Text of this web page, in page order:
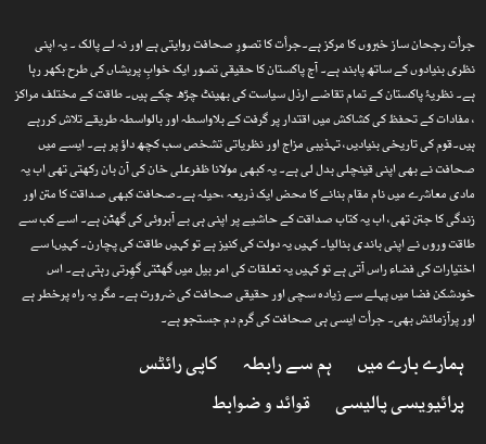
جرأت رجحان ساز خبروں کا مرکز ہے۔جرأت کا تصورِ صحافت روایتی ہے اور نہ لے پالک ۔ یہ اپنی
نظری بنیادوں کے ساتھ پابند ہے۔ آج پاکستان کا حقیقی تصور ایک خوابِ پریشاں کی طرح بکھر رہا
ہے۔ نظریۂ پاکستان کے تمام تقاضے ارذل سیاست کی بھینٹ چڑھ چکے ہیں۔ طاقت کے مختلف مراکز
، مفادات کے تحفظ کی کشاکش میں اقتدار پر گرفت کے بلاواسطہ اور بالواسطہ طریقے تلاش کررہے
ہیں۔قوم کی تاریخی بنیادیں، تہذیبی مزاج اور نظریاتی تشخص سب کچھ داؤ پر ہے۔ ایسے میں
صحافت نے بھی اپنی قینچلی بدل لی ہے۔ یہ کبھی مولانا ظفرعلی خان کی آن بان رکھتی تھی اب یہ
مادی معاشرے میں نام مقام بنانے کا محض ایک ذریعہ ،حیلہ ہے۔صحافت کبھی صداقت کا متن اور
زندگی کا جتن تھی، اب یہ کتاب صداقت کے حاشیے پر اپنی ہی بے آبروئی کی گھٹن ہے۔ اسے کب سے
طاقت وروں نے اپنی باندی بنالیا۔ کہیں یہ دولت کی کنیز ہے تو کہیں طاقت کی پچارن۔ کہیںا سے
اختیارات کی فضاء راس آتی ہے تو کہیں یہ تعلقات کی امر بیل میں گھٹتی گھِرتی رہتی ہے۔ اس
خودشکن فضا میں پہلے سے زیادہ سچی اور حقیقی صحافت کی ضرورت ہے۔ مگر یہ راہ پرخطر ہے
اور پرآزمائش بھی۔ جرأت ایسی ہی صحافت کی گرم دم جستجو ہے۔
ہمارے بارے میں ہم سے رابطہ
کاپی رائٹس
پرائیویسی پالیسی
قوائد و ضوابط